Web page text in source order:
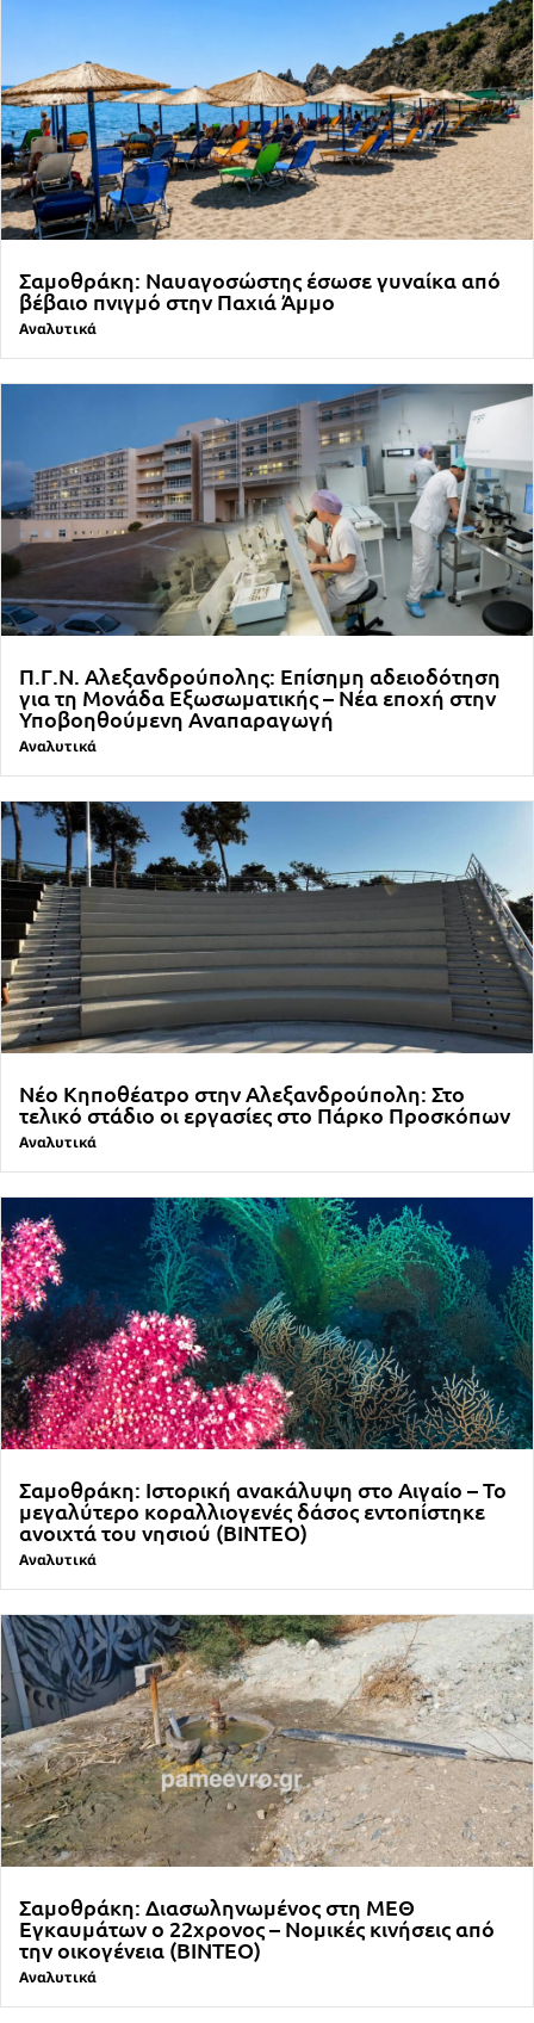
Σαμοθράκη: Ναυαγοσώστης έσωσε γυναίκα από
βέβαιο πνιγμό στην Παχιά Άμμο
Αναλυτικά
Π.Γ.Ν. Αλεξανδρούπολης: Επίσημη αδειοδότηση
για τη Μονάδα Εξωσωματικής – Νέα εποχή στην
Υποβοηθούμενη Αναπαραγωγή
Αναλυτικά
Νέο Κηποθέατρο στην Αλεξανδρούπολη: Στο
τελικό στάδιο οι εργασίες στο Πάρκο Προσκόπων
Αναλυτικά
Σαμοθράκη: Ιστορική ανακάλυψη στο Αιγαίο – Το
μεγαλύτερο κοραλλιογενές δάσος εντοπίστηκε
ανοιχτά του νησιού (ΒΙΝΤΕΟ)
Αναλυτικά
Σαμοθράκη: Διασωληνωμένος στη ΜΕΘ
Εγκαυμάτων ο 22χρονος – Νομικές κινήσεις από
την οικογένεια (ΒΙΝΤΕΟ)
Αναλυτικά